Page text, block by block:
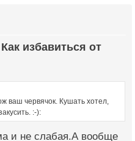
ваш червячок. Кушать хотел,
:-):
и не слабая.А вообще